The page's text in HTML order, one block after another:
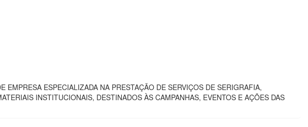
ESPECIALIZADA NA PRESTAÇÃO DE SERVIÇOS DE SERIGRAFIA,
INSTITUCIONAIS, DESTINADOS ÀS CAMPANHAS, EVENTOS E AÇÕES DAS